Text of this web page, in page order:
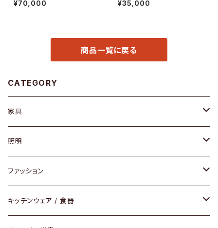
¥70,000 ¥35,000
商品一覧に戻る
CATEGORY
家具
ソファ / ベンチ
チェア / スツール
ダイニングセット / ダイニングテーブル
照明
ペンダントライト
テーブルランプ / デスクスタンド
ファッション
アクセサリー
キッチンウェア / 食器